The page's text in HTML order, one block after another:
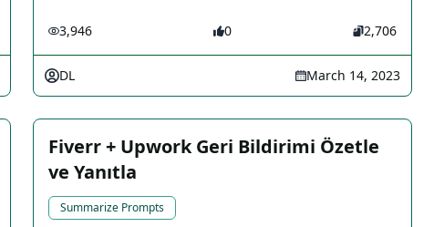
3,946 0 2,706
DL March 14, 2023
Fiverr + Upwork Geri Bildirimi Özetle
ve Yanıtla
Summarize Prompts